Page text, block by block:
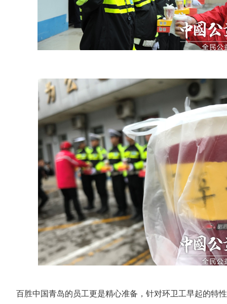
百胜中国青岛的员工更是精心准备，针对环卫工早起的特